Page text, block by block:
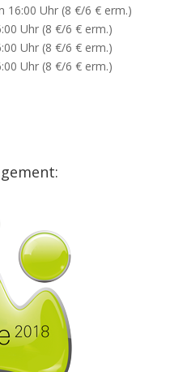
16:00 Uhr (8 €/6 € erm.)
Uhr (8 €/6 € erm.)
Uhr (8 €/6 € erm.)
Uhr (8 €/6 € erm.)